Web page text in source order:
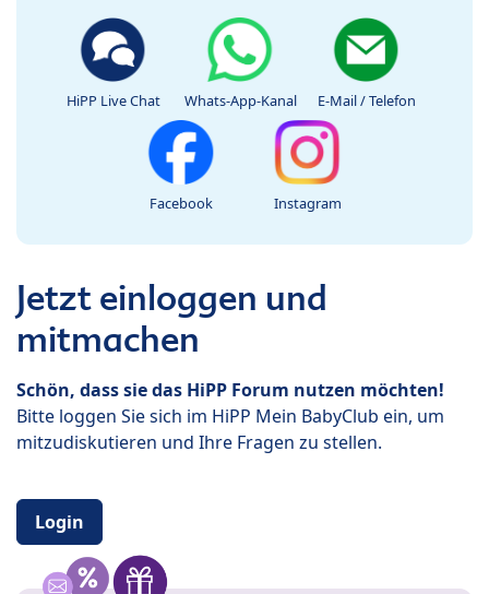
HiPP Live Chat Whats-App-Kanal E-Mail / Telefon
Facebook Instagram
Jetzt einloggen und
mitmachen
Schön, dass sie das HiPP Forum nutzen möchten!
Bitte loggen Sie sich im HiPP Mein BabyClub ein, um
mitzudiskutieren und Ihre Fragen zu stellen.
Login